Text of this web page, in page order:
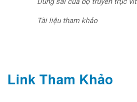
Tài liệu tham khảo
Link Tham Khảo